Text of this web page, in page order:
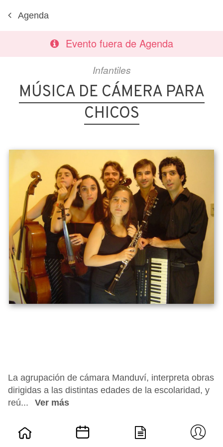
Agenda
Evento fuera de Agenda
Infantiles
MÚSICA DE CÁMERA PARA
CHICOS
La agrupación de cámara Manduví, interpreta obras
dirigidas a las distintas edades de la escolaridad, y
reú...
Ver más